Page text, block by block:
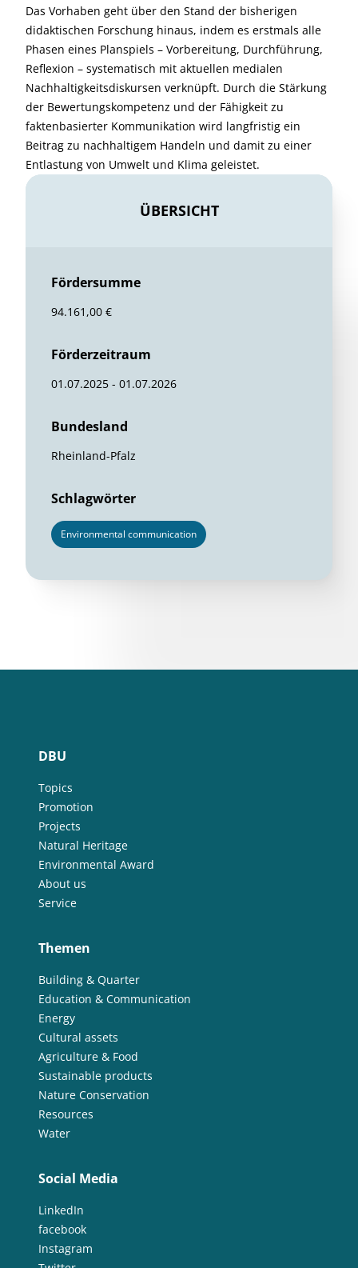
Das Vorhaben geht über den Stand der bisherigen
didaktischen Forschung hinaus, indem es erstmals alle
Phasen eines Planspiels – Vorbereitung, Durchführung,
Reflexion – systematisch mit aktuellen medialen
Nachhaltigkeitsdiskursen verknüpft. Durch die Stärkung
der Bewertungskompetenz und der Fähigkeit zu
faktenbasierter Kommunikation wird langfristig ein
Beitrag zu nachhaltigem Handeln und damit zu einer
Entlastung von Umwelt und Klima geleistet.
ÜBERSICHT
Fördersumme
94.161,00 €
Förderzeitraum
01.07.2025 - 01.07.2026
Bundesland
Rheinland-Pfalz
Schlagwörter
Environmental communication
DBU
Topics
Promotion
Projects
Natural Heritage
Environmental Award
About us
Service
Themen
Building & Quarter
Education & Communication
Energy
Cultural assets
Agriculture & Food
Sustainable products
Nature Conservation
Resources
Water
Social Media
LinkedIn
facebook
Instagram